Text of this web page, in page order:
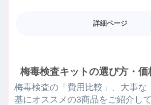
詳細ページ
梅毒検査キットの選び方・
梅毒検査の「費用比較」、大事な
基にオススメの3商品をご紹介し